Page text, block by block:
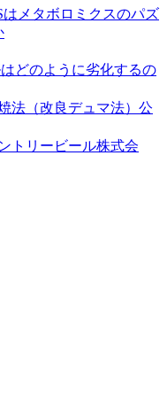
はメタボロミクスのパズ
どのように劣化するの
法（改良デュマ法）公
トリービール株式会